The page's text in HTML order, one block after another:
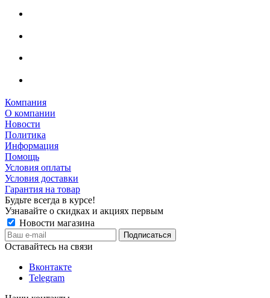
Компания
О компании
Новости
Политика
Информация
Помощь
Условия оплаты
Условия доставки
Гарантия на товар
Будьте всегда в курсе!
Узнавайте о скидках и акциях первым
Новости магазина
Оставайтесь на связи
Вконтакте
Telegram